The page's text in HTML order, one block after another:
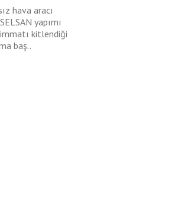
hava aracı
yapımı
kitlendiği
baş..